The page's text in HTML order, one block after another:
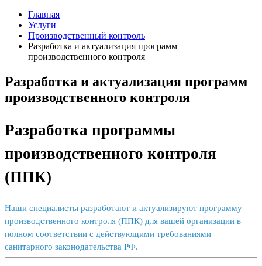
Главная
Услуги
Производственный контроль
Разработка и актуализация программ
производственного контроля
Разработка и актуализация программ
производственного контроля
Разработка программы
производственного контроля
(ППК)
Наши специалисты разработают и актуализируют программу
производственного контроля (ППК) для вашей организации в
полном соответствии с действующими требованиями
санитарного законодательства РФ.